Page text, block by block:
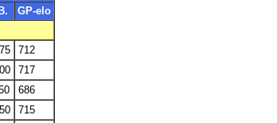
GP-elo
712
717
686
715